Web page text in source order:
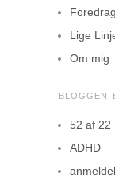
Lige
Om mig
BLOGGEN
52 af 22
ADHD